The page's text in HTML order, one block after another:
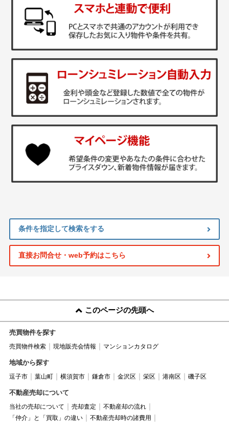
条件を指定して検索をする
直接お問合せ・web予約はこちら
このページの先頭へ
売買物件を探す
売買物件検索 現地販売会情報 マンションカタログ
地域から探す
逗子市 葉山町 横須賀市 鎌倉市 金沢区 栄区 港南区 磯子区
不動産売却について
当社の売却について 売却査定
不動産却の流れ
「仲介」と「買取」の違い
不動産売却時の諸費用